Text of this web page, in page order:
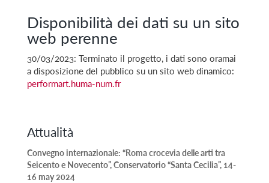
Disponibilità dei dati su un sito
web perenne
30/03/2023: Terminato il progetto, i dati sono oramai
a disposizione del pubblico su un sito web dinamico:
performart.huma-num.fr
Attualità
Convegno internazionale: “Roma crocevia delle arti tra
Seicento e Novecento”, Conservatorio “Santa Cecilia”, 14-
16 may 2024